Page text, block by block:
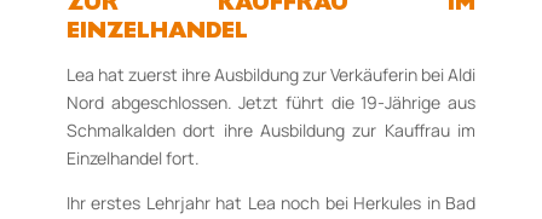
ZUR KAUFFRAU IM
EINZELHANDEL
Lea hat zuerst ihre Ausbildung zur Verkäuferin bei Aldi
Nord abgeschlossen. Jetzt führt die 19-Jäh­rige aus
Schmalkalden dort ihre Ausbildung zur Kauffrau im
Einzelhandel fort.
Ihr erstes Lehrjahr hat Lea noch bei Herkules in Bad